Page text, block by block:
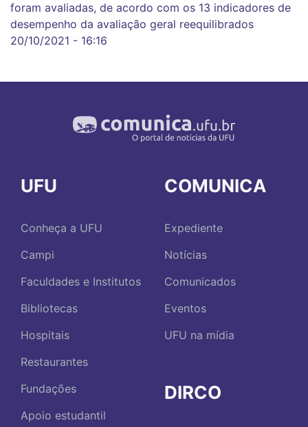
foram avaliadas, de acordo com os 13 indicadores de
desempenho da avaliação geral reequilibrados
20/10/2021 - 16:16
UFU
Conheça a UFU
Campi
Faculdades e Institutos
Bibliotecas
Hospitais
Restaurantes
Fundações
Apoio estudantil
COMUNICA
Expediente
Notícias
Comunicados
Eventos
UFU na mídia
DIRCO